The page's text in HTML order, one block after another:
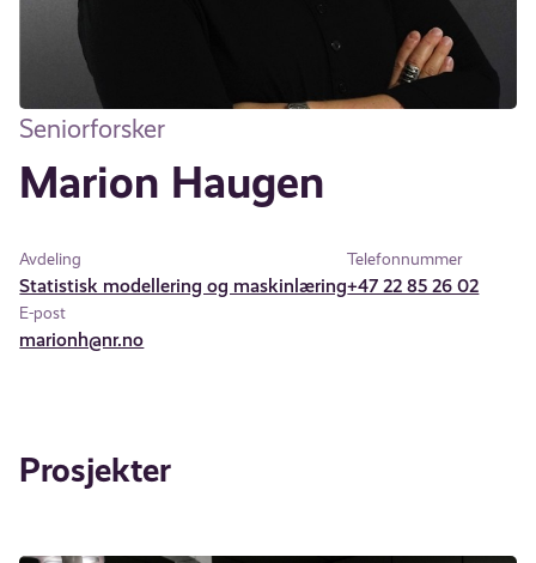
Seniorforsker
Marion Haugen
Avdeling
Statistisk modellering og maskinlæring
Telefonnummer
+47 22 85 26 02
E-post
marionh@nr.no
Prosjekter